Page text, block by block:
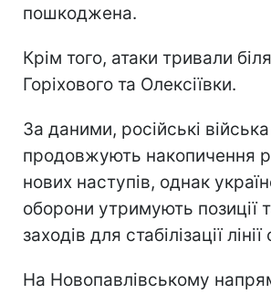
пошкоджена.
Крім того, атаки тривали
Горіхового та Олексіївки.
За даними, російські війська
продовжують накопичення
нових наступів, однак
оборони утримують позиції
заходів для стабілізації
На Новопавлівському